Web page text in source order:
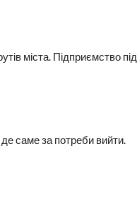
міста. Підприємство
саме за потреби вийти.